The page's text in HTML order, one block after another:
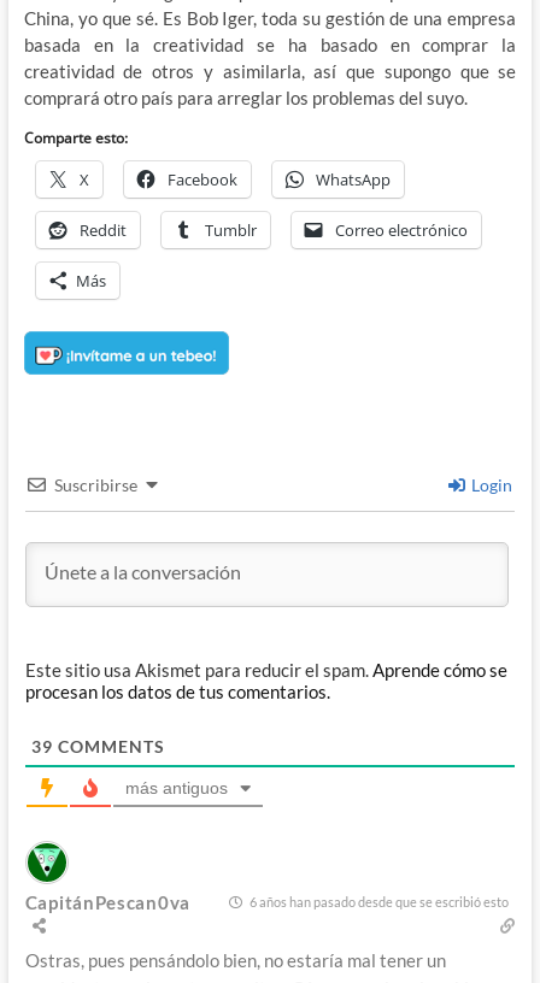
China, yo que sé. Es Bob Iger, toda su gestión de una empresa
basada en la creatividad se ha basado en comprar la
creatividad de otros y asimilarla, así que supongo que se
comprará otro país para arreglar los problemas del suyo.
Comparte esto:
X Facebook WhatsApp
Reddit Tumblr Correo electrónico
Más
Suscribirse Login
Este sitio usa Akismet para reducir el spam.Aprende cómo se
procesan los datos de tus comentarios.
39 COMMENTS
más antiguos
CapitánPescan0va 6 años han pasado desde que se escribió esto
Ostras, pues pensándolo bien, no estaría mal tener un